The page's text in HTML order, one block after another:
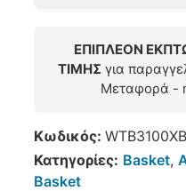
ΕΠΙΠΛΕΟΝ
ΤΙΜΗΣ για
Μεταφορά -
Κωδικός:
Κατηγορίες: Basket,
Basket